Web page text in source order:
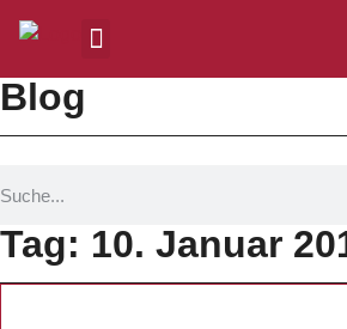
Blog
Tag: 10. Januar